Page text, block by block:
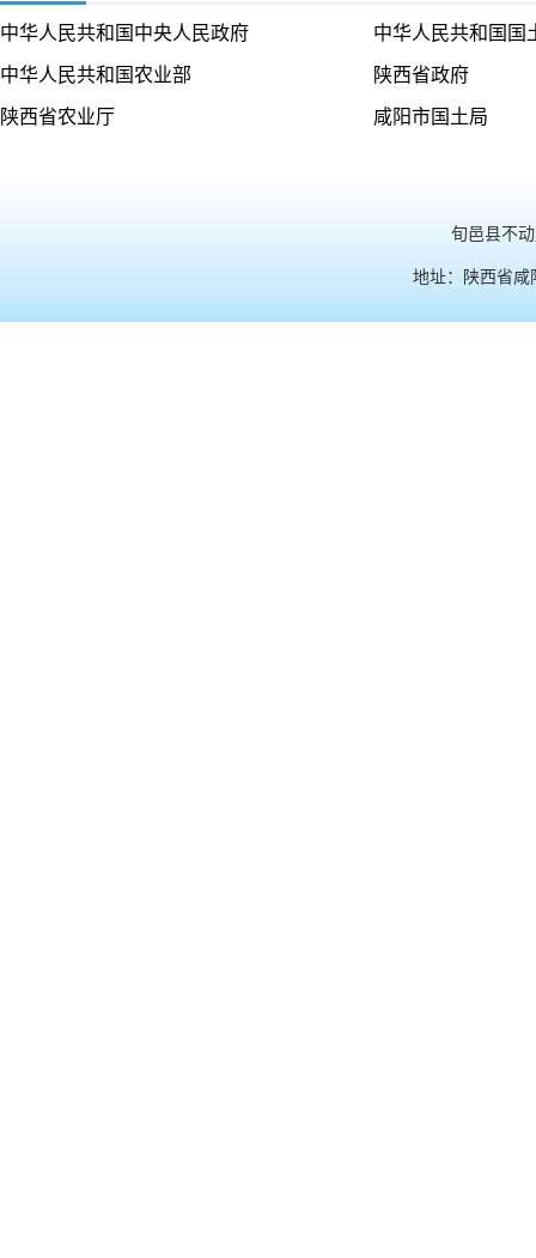
中华人民共和国中央人民政府 中华人民共和国国
中华人民共和国农业部 陕西省政府
陕西省农业厅 咸阳市国土局
旬邑县不
地址：陕西省